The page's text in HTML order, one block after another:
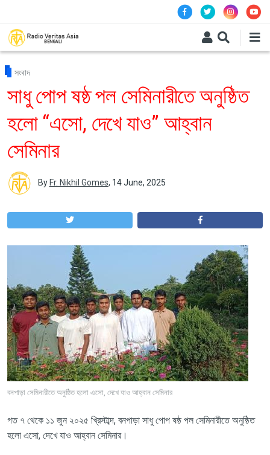
সংবাদ
সাধু পোপ ষষ্ঠ পল সেমিনারীতে অনুষ্ঠিত
হলো “এসো, দেখে যাও” আহ্বান
সেমিনার
By Fr. Nikhil Gomes, 14 June, 2025
বনপাড়া সেমিনারীতে অনুষ্ঠিত হলো এসো, দেখে যাও আহ্বান সেমিনার
গত ৭ থেকে ১১ জুন ২০২৫ খ্রিস্টাব্দ, বনপাড়া সাধু পোপ ষষ্ঠ পল সেমিনারীতে অনুষ্ঠিত
হলো এসো, দেখে যাও আহ্বান সেমিনার।